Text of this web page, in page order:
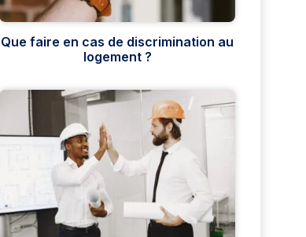
Que faire en cas de discrimination au
logement ?